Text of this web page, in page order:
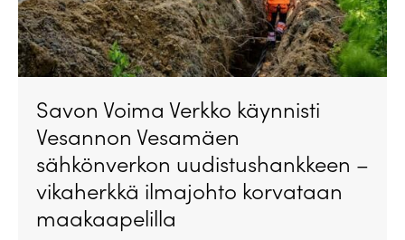
Savon Voima Verkko käynnisti
Vesannon Vesamäen
sähkönverkon uudistushankkeen –
vikaherkkä ilmajohto korvataan
maakaapelilla